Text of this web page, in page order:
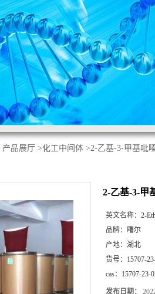
产品展厅 >化工中间体 >2-乙基-3-甲基吡
2-乙基-3-甲
英文名称： 2-
品牌： 曙尔
产地： 湖北
货号： 15707-
cas： 15707-23-0
发布日期：